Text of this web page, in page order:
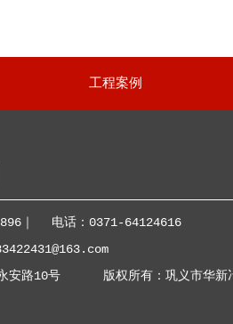
工程案例
电话：0371-64124616
永安路10号 版权所有：巩义市华新